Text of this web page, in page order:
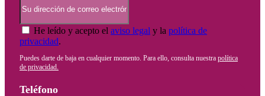
He leído y acepto el aviso legal y la política de
privacidad.
Puedes darte de baja en cualquier momento. Para ello, consulta nuestra política
de privacidad.
Teléfono